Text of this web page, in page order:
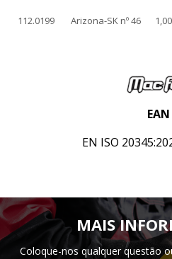
112.0199 Arizona-SK nº 46 1,00
EAN
EN ISO
MAIS
Coloque-nos qualquer questão